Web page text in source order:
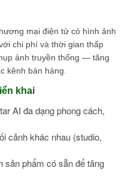
mại điện tử có hình ảnh
chi phí và thời gian thấp
ảnh truyền thống — tăng
kênh bán hàng.
khai
AI đa dạng phong cách,
cảnh khác nhau (studio,
sản phẩm có sẵn để tăng